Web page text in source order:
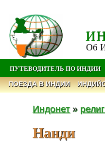
Об
ПУТЕВОДИТЕЛЬ ПО ИНДИИ
ПОЕЗДА В ИНДИИ
Индонет»
Нанди